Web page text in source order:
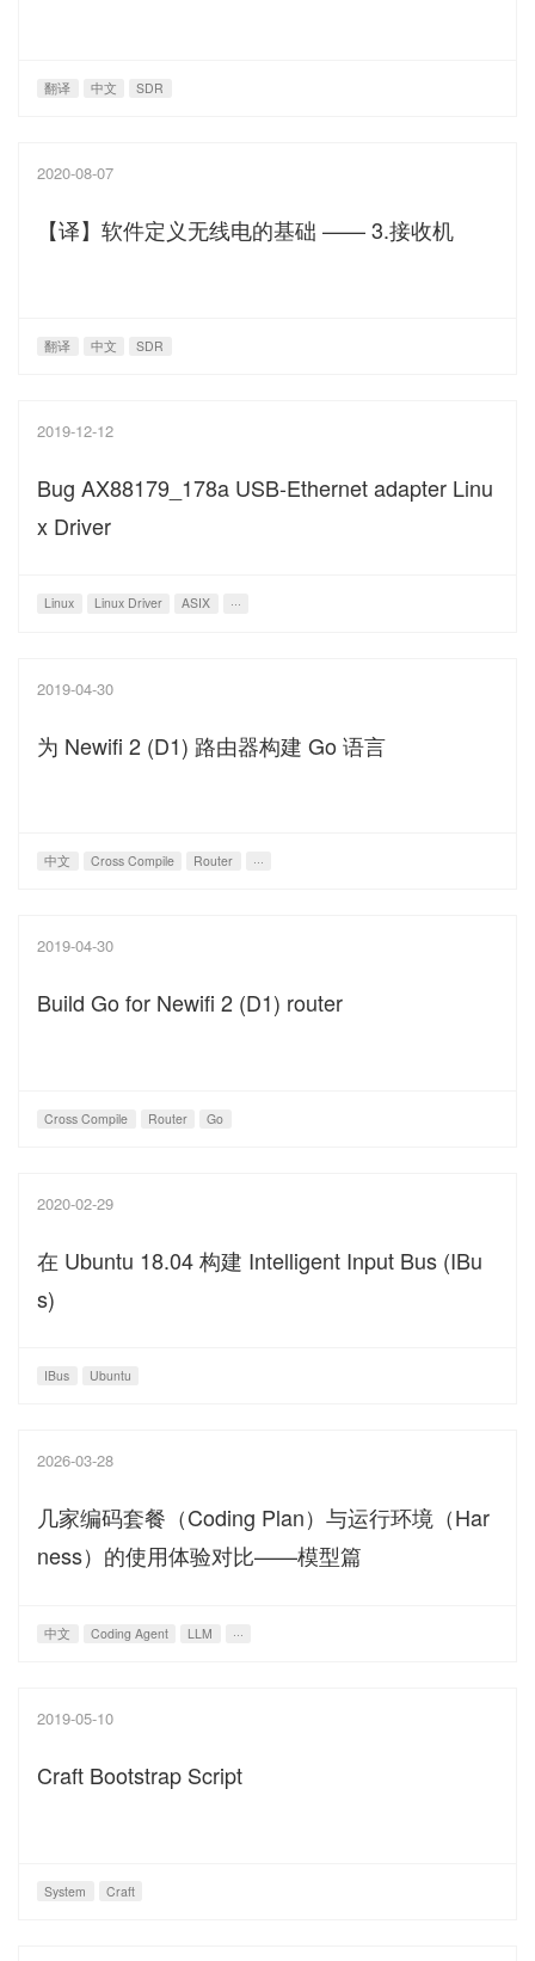
翻译 中文 SDR
2020-08-07
【译】软件定义无线电的基础 —— 3.接收机
翻译 中文 SDR
2019-12-12
Bug AX88179_178a USB-Ethernet adapter Linu
x Driver
Linux Linux Driver ASIX ···
2019-04-30
为 Newifi 2 (D1) 路由器构建 Go 语言
中文 Cross Compile Router ···
2019-04-30
Build Go for Newifi 2 (D1) router
Cross Compile Router Go
2020-02-29
在 Ubuntu 18.04 构建 Intelligent Input Bus (IBu
s)
IBus Ubuntu
2026-03-28
几家编码套餐（Coding Plan）与运行环境（Har
ness）的使用体验对比——模型篇
中文 Coding Agent LLM ···
2019-05-10
Craft Bootstrap Script
System Craft